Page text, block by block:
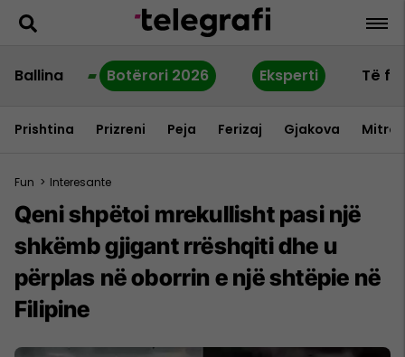
Ballina Botërori 2026 Eksperti Të
Prishtina Prizreni Peja Ferizaj Gjakova
Fun > Interesante
Qeni shpëtoi mrekullisht pasi një
shkëmb gjigant rrëshqiti dhe u
përplas në oborrin e një shtëpie në
Filipine